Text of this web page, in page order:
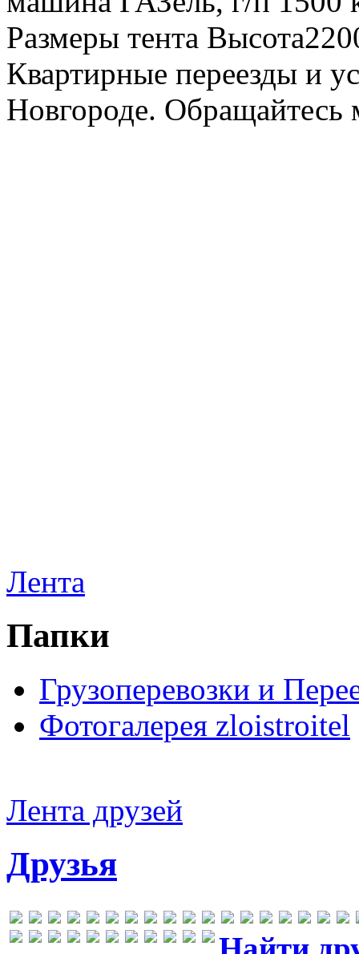
Размеры тента
Квартирные переезды и
Новгороде.
Лента
Папки
Грузоперевозки и
Фотогалерея zloistroitel
Лента друзей
Друзья